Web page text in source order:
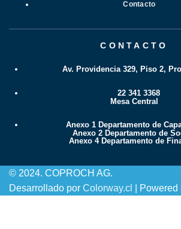
Contacto
CONTACTO
Av. Providencia 329, Piso 2,
22 341 3368
Mesa Central
Anexo 1 Departamento de
Anexo 2 Departamento de
Anexo 4 Departamento de
© 2024. COPROCH AG.
Desarrollado por Colorway.cl | Powered